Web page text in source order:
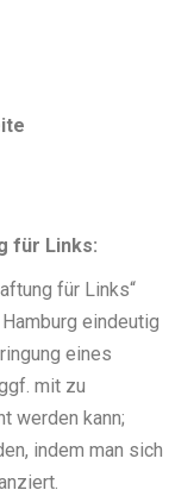
für Links:
für Links“
eindeutig
eines
mit zu
werden kann;
indem man sich